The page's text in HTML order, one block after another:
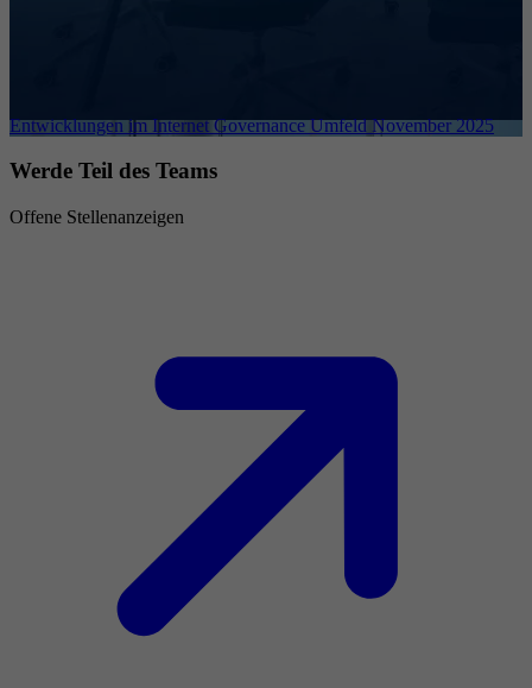
Entwicklungen im Internet Governance Umfeld November 2025
Werde Teil des Teams
Offene Stellenanzeigen